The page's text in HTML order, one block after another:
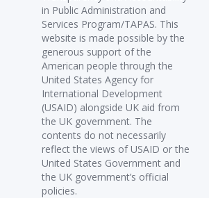
in Public Administration and
Services Program/TAPAS. This
website is made possible by the
generous support of the
American people through the
United States Agency for
International Development
(USAID) alongside UK aid from
the UK government. The
contents do not necessarily
reflect the views of USAID or the
United States Government and
the UK government’s official
policies.